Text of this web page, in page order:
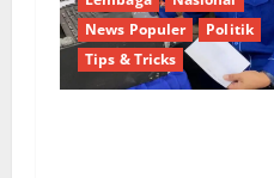
News Populer
Politik
Tips & Tricks